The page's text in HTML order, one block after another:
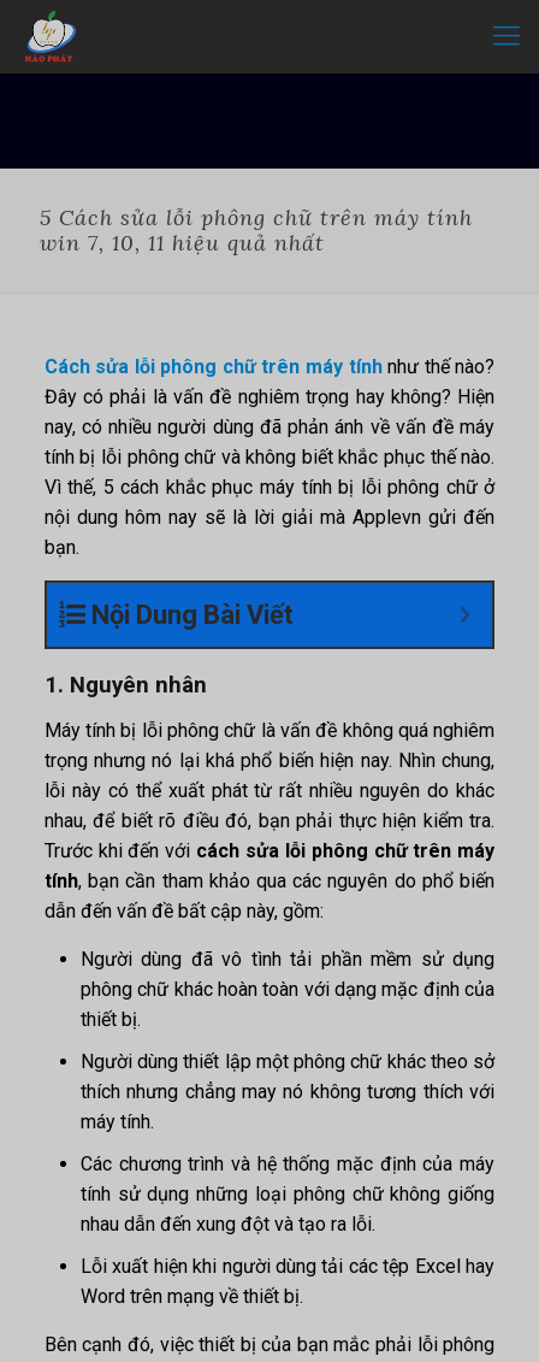
5 Cách sửa lỗi phông chữ trên máy tính
win 7, 10, 11 hiệu quả nhất
Cách sửa lỗi phông chữ trên máy tínhnhư thế nào?
Đây có phải là vấn đề nghiêm trọng hay không? Hiện
nay, có nhiều người dùng đã phản ánh về vấn đề máy
tính bị lỗi phông chữ và không biết khắc phục thế nào.
Vì thế, 5 cách khắc phục máy tính bị lỗi phông chữ ở
nội dung hôm nay sẽ là lời giải mà Applevn gửi đến
bạn.
Nội Dung Bài Viết
1. Nguyên nhân
Máy tính bị lỗi phông chữ là vấn đề không quá nghiêm
trọng nhưng nó lại khá phổ biến hiện nay. Nhìn chung,
lỗi này có thể xuất phát từ rất nhiều nguyên do khác
nhau, để biết rõ điều đó, bạn phải thực hiện kiểm tra.
Trước khi đến với cách sửa lỗi phông chữ trên máy
tính, bạn cần tham khảo qua các nguyên do phổ biến
dẫn đến vấn đề bất cập này, gồm:
Người dùng đã vô tình tải phần mềm sử dụng
phông chữ khác hoàn toàn với dạng mặc định của
thiết bị.
Người dùng thiết lập một phông chữ khác theo sở
thích nhưng chẳng may nó không tương thích với
máy tính.
Các chương trình và hệ thống mặc định của máy
tính sử dụng những loại phông chữ không giống
nhau dẫn đến xung đột và tạo ra lỗi.
Lỗi xuất hiện khi người dùng tải các tệp Excel hay
Word trên mạng về thiết bị.
Bên cạnh đó, việc thiết bị của bạn mắc phải lỗi phông